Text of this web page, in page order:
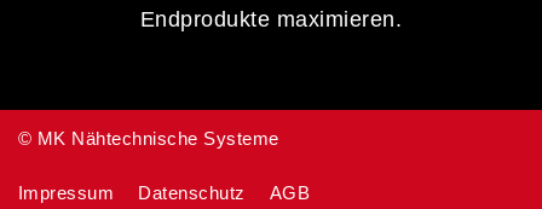
Endprodukte maximieren.
© MK Nähtechnische Systeme
Impressum Datenschutz AGB